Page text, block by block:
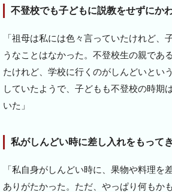
不登校でも子どもに説教をせずにか
「祖母は私には色々言っていたけれど、
うなことはなかった。不登校生の親であ
たけれど、学校に行くのがしんどいとい
していたようで、子どもも不登校の時期
いた」
私がしんどい時に差し入れをもって
「私自身がしんどい時に、果物や料理を
ありがたかった。ただ、やっぱり何もか